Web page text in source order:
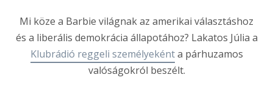
Mi köze a Barbie világnak az amerikai választáshoz
és a liberális demokrácia állapotához? Lakatos Júlia a
Klubrádió reggeli személyekénta párhuzamos
valóságokról beszélt.